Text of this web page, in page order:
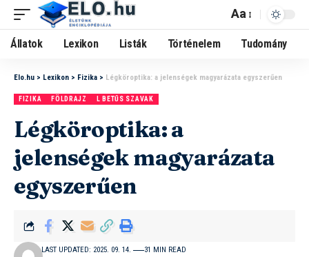
Aa
Állatok Lexikon Listák Történelem Tudomány
Elo.hu > Lexikon > Fizika > Légköroptika: a jelenségek magyarázata egyszerűen
FIZIKA FÖLDRAJZ L BETŰS SZAVAK
Légköroptika: a
jelenségek magyarázata
egyszerűen
LAST UPDATED: 2025. 09. 14. 31 MIN READ